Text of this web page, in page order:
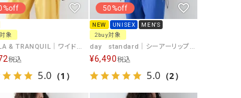
CONVERSE ALL STAR（コンバースオー
ルスター）
Risley（リズレー）
Champion（チャンピオン）
DENIM DUNGAREE（デニムダンガリー）
Deck（ディック） SUN VALLEY（サンバレー）
EVOL（イーボル）
SCOTCH&SODA（スコッチ
象
KAKELA & TRANQUIL｜ワイド刺繍シャツ [[12603-462-20]][D]
税込
5.0 （1）
50%off
NEW UNISEX
MEN'S
2buy対象
day standard｜シーアーリップシャツ [[d-c-047]][D]
¥6,490税込
5.0 （2）